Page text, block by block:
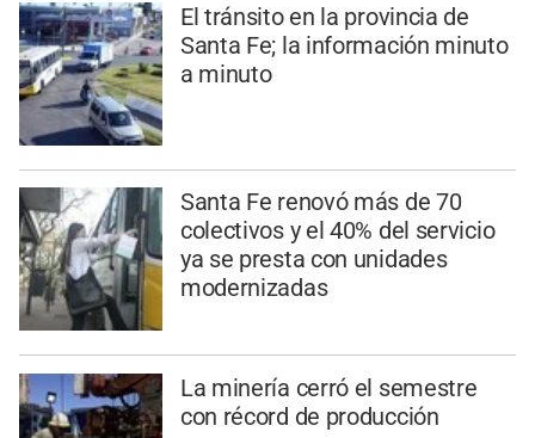
El tránsito en la provincia de
Santa Fe; la información minuto
a minuto
Santa Fe renovó más de 70
colectivos y el 40% del servicio
ya se presta con unidades
modernizadas
La minería cerró el semestre
con récord de producción